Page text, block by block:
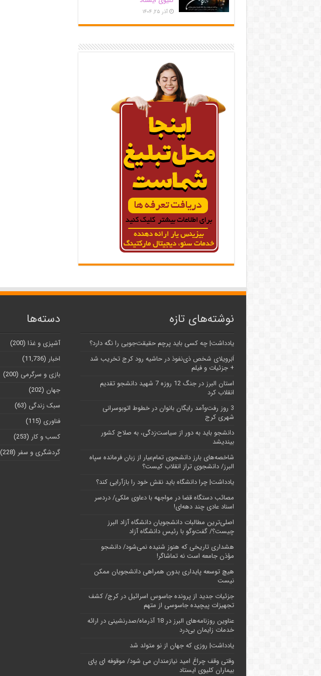
آذر ۲۵, ۱۴۰۴
نوشته‌های تازه
یادداشت| ‌چه کسی باید پرچم حقیقت‌جویی را نگه دارد؟
اَبَر‌ویلای شخص ذی‌نفوذ در حاشیه‌ رود کرج تخریب شد
+ جزئیات و فیلم
استان البرز در جنگ 12 روزه 7 شهید دانشجو تقدیم
انقلاب کرد
3 روز رفت‌وآمد رایگان بانوان در خطوط اتوبوسرانی
شهری کرج
دانشجو باید به دور از سیاست‌زدگی، به صلاح کشور
بیندیشد
شاخصه‌های بارز دانشجوی تمام‌عیار از زبان فرمانده سپاه
البرز/ دانشجوی تراز انقلاب کیست؟
یادداشت| چرا دانشگاه باید نقش خود را بازآرایی کند؟
مصائب دستگاه قضا در مواجهه با دعاوی ملکی/ دردسر
اسناد عادی چند‌ دهه‌ای!
اصلی‌ترین مطالبات دانشجویان دانشگاه آزاد البرز
چیست؟/ گفت‌وگو با رئیس دانشگاه آز‌اد
هشداری تاریخی که هنوز شنیده نمی‌شود/ دانشجو
مؤذن جامعه است نه تماشاگر!
هیچ توسعه پایداری بدون همراهی دانشجویان ممکن
نیست
جزئیات جدید از پرونده جاسوس اسرائیل در کرج/‌ کشف
تجهیزات پیچیده جاسوسی از متهم
عناوین روزنامه‌های البرز در ‌18 آذرماه/صدرنشینی در ارائه
خدمات زایمان بی‌درد
یادداشت| روزی که جهان از نو متولد شد
وقتی وقف چراغ امید نیازمندان می شود/ موقوفه ای پای
بیماران کلیوی ایستاد
دسته‌ها
آشپزی و غذا (200)
اخبار (11,736)
بازی و سرگرمی (200)
جهان (202)
سبک زندگی (63)
فناوری (115)
کسب و کار (253)
گردشگری و سفر (228)